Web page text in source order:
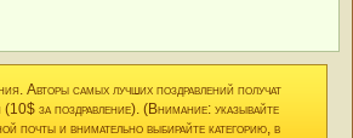
Авторы самых лучших поздравлений получат
(10$ за поздравление). (Внимание: указывайте
почты и внимательно выбирайте категорию, в